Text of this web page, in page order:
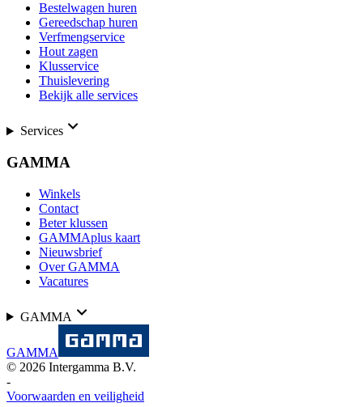
Bestelwagen huren
Gereedschap huren
Verfmengservice
Hout zagen
Klusservice
Thuislevering
Bekijk alle services
Services
GAMMA
Winkels
Contact
Beter klussen
GAMMAplus kaart
Nieuwsbrief
Over GAMMA
Vacatures
GAMMA
GAMMA
© 2026 Intergamma B.V.
-
Voorwaarden en veiligheid